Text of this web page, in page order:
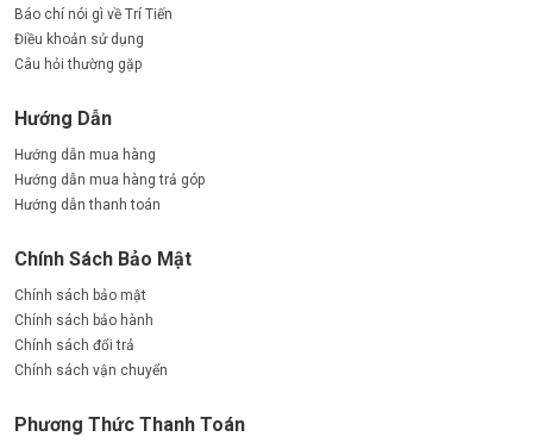
Báo chí nói gì về Trí Tiến
Điều khoản sử dụng
Câu hỏi thường gặp
Hướng Dẫn
Hướng dẫn mua hàng
Hướng dẫn mua hàng trả góp
Hướng dẫn thanh toán
Chính Sách Bảo Mật
Chính sách bảo mật
Chính sách bảo hành
Chính sách đổi trả
Chính sách vận chuyển
Phương Thức Thanh Toán